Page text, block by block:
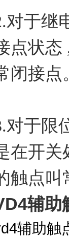
对于继
点状态
闭接点
对于限
在开关
触点叫
辅助
辅助触